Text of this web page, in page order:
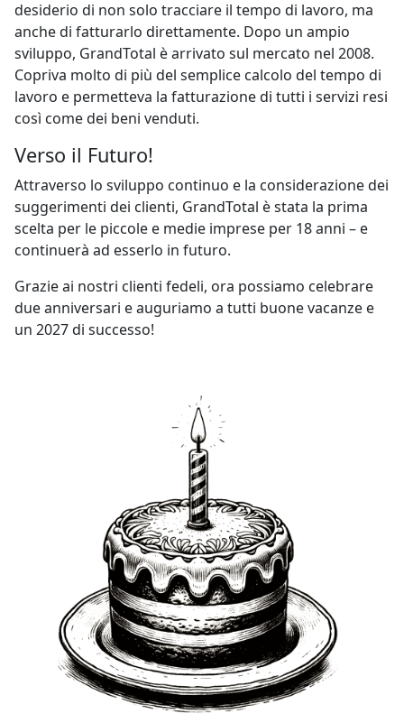
desiderio di non solo tracciare il tempo di lavoro, ma
anche di fatturarlo direttamente. Dopo un ampio
sviluppo, GrandTotal è arrivato sul mercato nel 2008.
Copriva molto di più del semplice calcolo del tempo di
lavoro e permetteva la fatturazione di tutti i servizi resi
così come dei beni venduti.
Verso il Futuro!
Attraverso lo sviluppo continuo e la considerazione dei
suggerimenti dei clienti, GrandTotal è stata la prima
scelta per le piccole e medie imprese per 18anni – e
continuerà ad esserlo in futuro.
Grazie ai nostri clienti fedeli, ora possiamo celebrare
due anniversari e auguriamo a tutti buone vacanze e
un 2027di successo!